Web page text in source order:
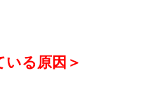
いる原因＞